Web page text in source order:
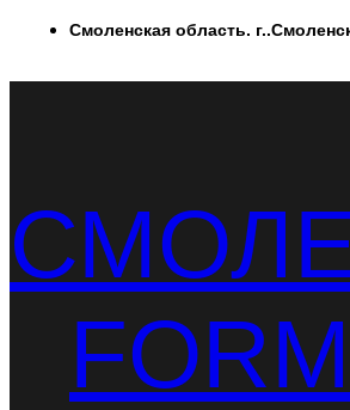
ПерейтиСмоленская область.